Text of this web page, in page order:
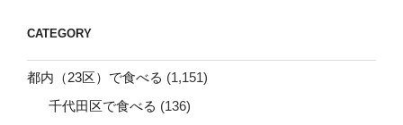
CATEGORY
都内（23区）で食べる (1,151)
千代田区で食べる (136)